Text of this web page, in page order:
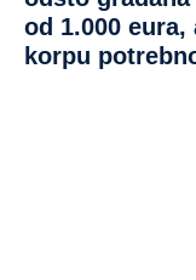
od 1.000
korpu